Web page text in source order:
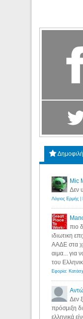
Δημοφιλή
Mic
Δεν
πιο
ιδιωτικη
ΑΑΔΕ στα
αιμα... για
του
Δεν
πρόσμιξη
ελληνικά